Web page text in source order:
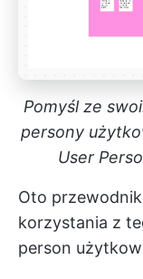
Pomyśl ze
persony
User
Oto
korzystania z
person